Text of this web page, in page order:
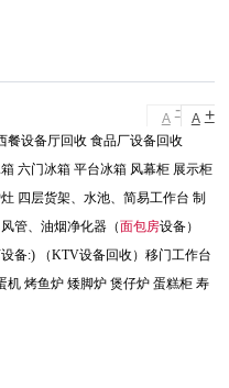
A - A +
餐设备厅回收 食品厂设备回收
六门冰箱 平台冰箱 风幕柜 展示柜
四层货架、水池、简易工作台 制
管、油烟净化器（面包房设备）
备:) （KTV设备回收）移门工作台
机 烤鱼炉 矮脚炉 煲仔炉 蛋糕柜 寿